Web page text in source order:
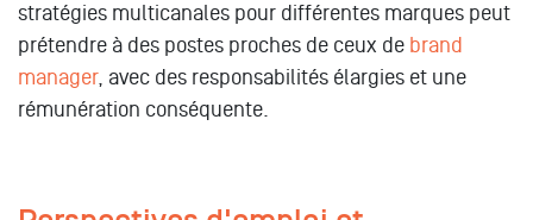
stratégies multicanales pour différentes marques peut
prétendre à des postes proches de ceux de brand
manager, avec des responsabilités élargies et une
rémunération conséquente.